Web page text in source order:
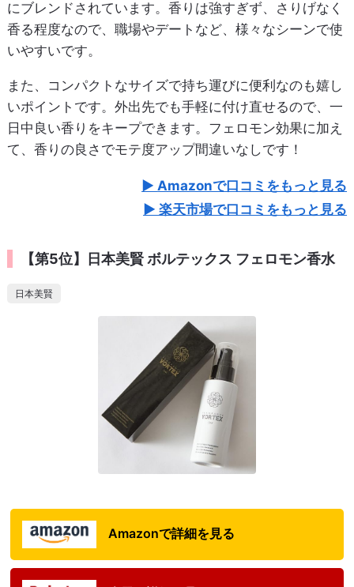
にブレンドされています。香りは強すぎず、さりげなく
香る程度なので、職場やデートなど、様々なシーンで使
いやすいです。
また、コンパクトなサイズで持ち運びに便利なのも嬉し
いポイントです。外出先でも手軽に付け直せるので、一
日中良い香りをキープできます。フェロモン効果に加え
て、香りの良さでモテ度アップ間違いなしです！
Amazonで口コミをもっと見る
楽天市場で口コミをもっと見る
【第5位】日本美賢 ボルテックス フェロモン香水
日本美賢
Amazonで詳細を見る